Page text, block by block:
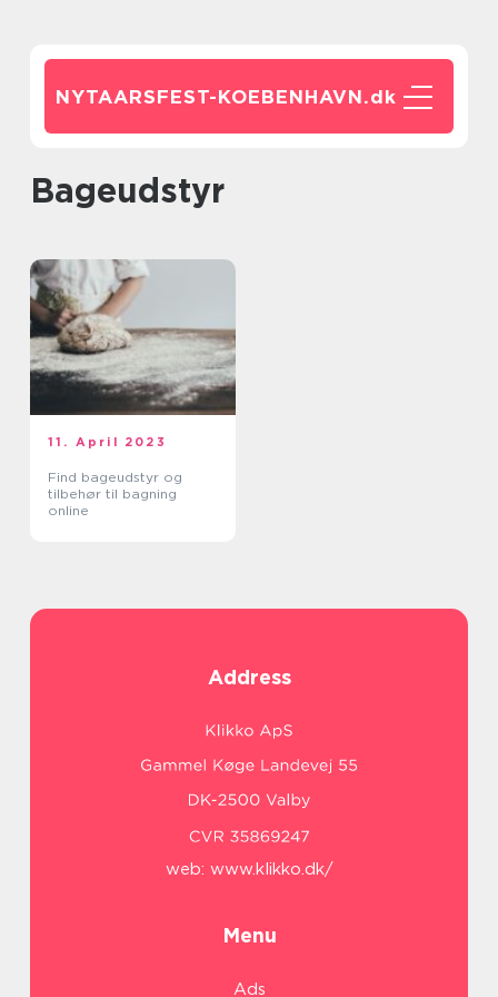
NYTAARSFEST-KOEBENHAVN.dk
Bageudstyr
11. April 2023
Find bageudstyr og
tilbehør til bagning
online
Address
web: www.klikko.dk/
Menu
Ads